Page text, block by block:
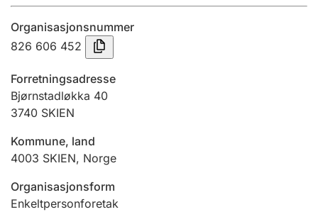
Innsending og forsinkelsesgebyr
Jeger
Ektepaktveileder
Organisasjonsnummer
826 606 452
Forretningsadresse
Bjørnstadløkka 40
3740 SKIEN
Kommune, land
4003 SKIEN, Norge
Organisasjonsform
Enkeltpersonforetak